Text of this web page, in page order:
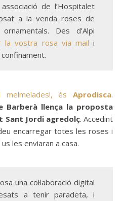
de l’Hospitalet
a la venda roses de
Des d’Alpi
la vostra rosa via mail i
melmelades!, ésAprodisca.
Barberà llença la proposta
Sant Jordi agredolç. Accedint
encarregar totes les roses i
les enviaran a casa.
una col·laboració digital
a tenir paradeta, i